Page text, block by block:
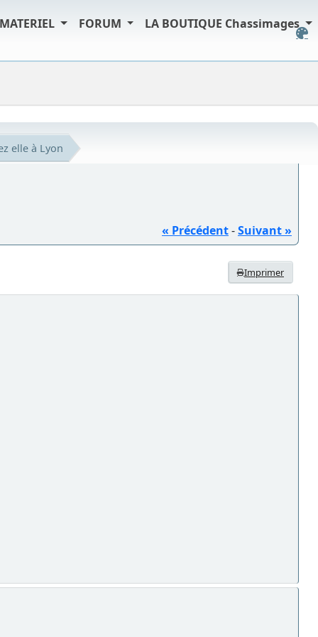
FORUM LA BOUTIQUE Chassimages
elle à Lyon
« Précédent-Suivant »
Imprimer